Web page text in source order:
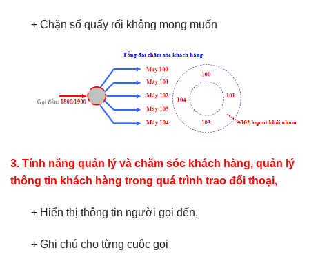
+ Chặn số quấy rối không mong muốn
3. Tính năng quản lý và chăm sóc khách hàng, quản lý
thông tin khách hàng trong quá trình trao đổi thoại,
+ Hiển thị thông tin người gọi đến,
+ Ghi chú cho từng cuộc gọi